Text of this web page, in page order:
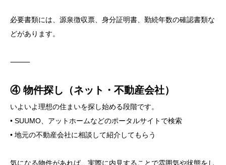
必要書類には、源泉徴収票、身分証明書、勤続年数の確認書類な
どがあります。
⸻
④ 物件探し（ネット・不動産会社）
いよいよ理想の住まいを探し始める段階です。
• SUUMO、アットホームなどのポータルサイトで検索
• 地元の不動産会社に相談して紹介してもらう
気になる物件があれば、実際に内見することで雰囲気や状態をし